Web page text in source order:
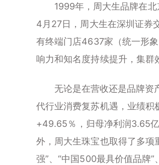
1999年，周大生品牌在北
4月27日，周大生在深圳证券
有终端门店4637家（统一形
响力和知名度持续提升，集群
无论是在营收还是品牌资产
代行业消费复苏机遇，业绩
+49.65％，归母净利润3.65
外，周大生珠宝也取得了多项
强”、“中国500最具价值品牌